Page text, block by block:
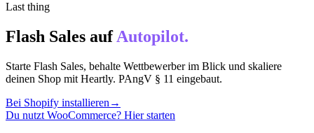
Last thing
Flash Sales auf Autopilot.
Starte Flash Sales, behalte Wettbewerber im Blick und skaliere
deinen Shop mit Heartly. PAngV § 11 eingebaut.
Bei Shopify installieren →
Du nutzt WooCommerce? Hier starten